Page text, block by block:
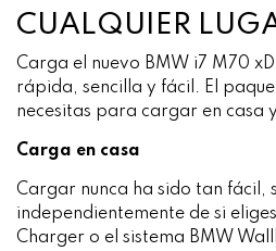
CUALQUIER
Carga el nuevo BMW i7 M70
rápida, sencilla y fácil. El
necesitas para cargar en casa
Carga en casa
Cargar nunca ha sido tan fácil,
independientemente de si
Charger o el sistema BMW